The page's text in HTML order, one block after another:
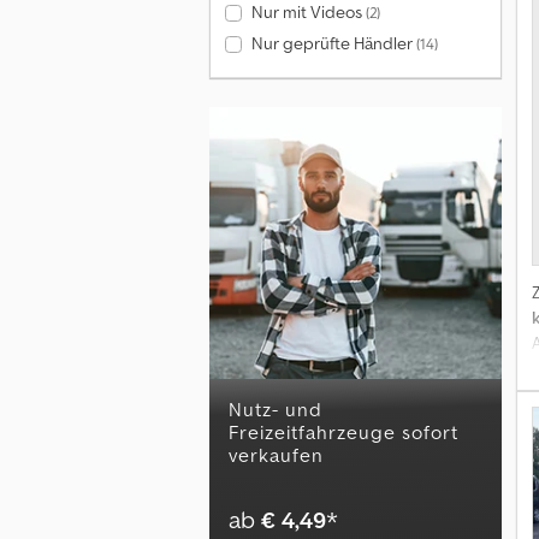
Nur mit Videos(2)
Nur geprüfte Händler(14)
Nutz- und
Freizeitfahrzeuge sofort
verkaufen
ab€ 4,49*